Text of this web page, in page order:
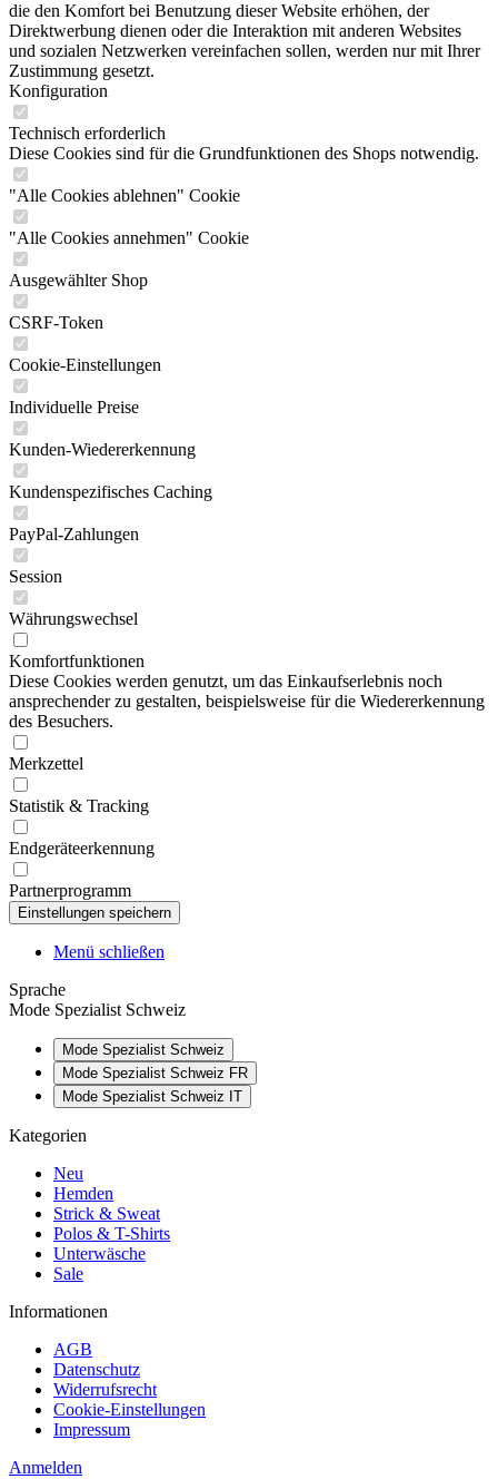
die den Komfort bei Benutzung dieser Website erhöhen, der
Direktwerbung dienen oder die Interaktion mit anderen Websites
und sozialen Netzwerken vereinfachen sollen, werden nur mit Ihrer
Zustimmung gesetzt.
Konfiguration
Technisch erforderlich
Diese Cookies sind für die Grundfunktionen des Shops notwendig.
"Alle Cookies ablehnen" Cookie
"Alle Cookies annehmen" Cookie
Ausgewählter Shop
CSRF-Token
Cookie-Einstellungen
Individuelle Preise
Kunden-Wiedererkennung
Kundenspezifisches Caching
PayPal-Zahlungen
Session
Währungswechsel
Komfortfunktionen
Diese Cookies werden genutzt, um das Einkaufserlebnis noch
ansprechender zu gestalten, beispielsweise für die Wiedererkennung
des Besuchers.
Merkzettel
Statistik & Tracking
Endgeräteerkennung
Partnerprogramm
Menü schließen
Sprache
Mode Spezialist Schweiz
Mode Spezialist Schweiz
Mode Spezialist Schweiz FR
Mode Spezialist Schweiz IT
Kategorien
Neu
Hemden
Strick & Sweat
Polos & T-Shirts
Unterwäsche
Sale
Informationen
AGB
Datenschutz
Widerrufsrecht
Cookie-Einstellungen
Impressum
Anmelden